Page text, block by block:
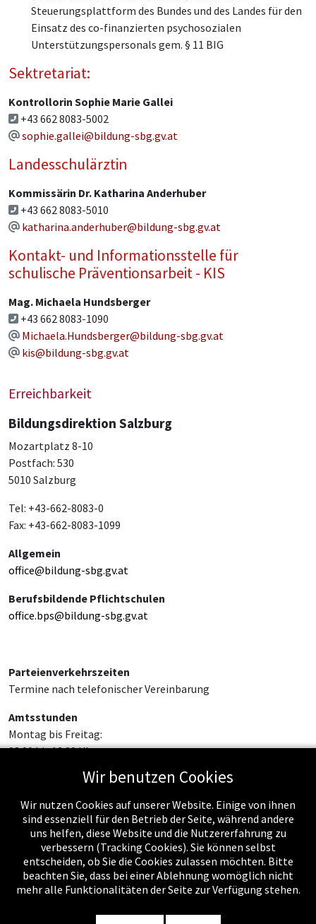
Steuerungsplattform des Bundes und des Landes für den
Einsatz des co-finanzierten psychosozialen
Unterstützungspersonals gem. § 11 BIG
Sektretariat:
Kontrollorin Sophie Marie Gallei
+43 662 8083-5002
sophie.gallei@bildung-sbg.gv.at
Landesschulärztin
Kommissärin Dr. Katharina Anderhuber
+43 662 8083-5010
katharina.anderhuber@bildung-sbg.gv.at
Kontakt- und Informationsstelle für
schulische Präventionsarbeit - KIS
Mag. Michaela Hundsberger
+43 662 8083-1090
Michaela.Hundsberger@bildung-sbg.gv.at
kis@bildung-sbg.gv.at
Erreichbarkeit
Bildungsdirektion Salzburg
Mozartplatz 8-10
Postfach: 530
5010 Salzburg
Tel: +43-662-8083-0
Fax: +43-662-8083-1099
Allgemein
office@bildung-sbg.gv.at
Berufsbildende Pflichtschulen
office.bps@bildung-sbg.gv.at
Parteienverkehrszeiten
Termine nach telefonischer Vereinbarung
Amtsstunden
Montag bis Freitag:
08:00 bis 12:00 Uhr
Wir benutzen Cookies
Wir nutzen Cookies auf unserer Website. Einige von ihnen
sind essenziell für den Betrieb der Seite, während andere
uns helfen, diese Website und die Nutzererfahrung zu
verbessern (Tracking Cookies). Sie können selbst
entscheiden, ob Sie die Cookies zulassen möchten. Bitte
beachten Sie, dass bei einer Ablehnung womöglich nicht
mehr alle Funktionalitäten der Seite zur Verfügung stehen.